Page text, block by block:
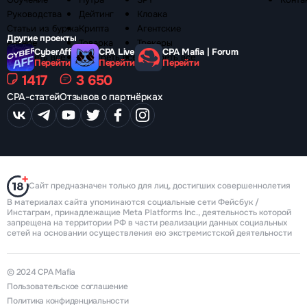
Руководства
Статьи из буржа
Разное
Смотреть все
Дейтинг
Крипта
Товарка
Смотреть все
Клоака
Агентские
Трекеры
Смотреть все
Другие проекты
CyberAff
Перейти
CPA Live
Перейти
CPA Mafia | Forum
Перейти
1417
CPA-статей
3 650
Отзывов о партнёрках
Сайт предназначен только для лиц, достигших совершеннолетия
В материалах сайта упоминаются социальные сети Фейсбук /
Инстаграм, принадлежащие Meta Platforms Inc., деятельность которой
запрещена на территории РФ в части реализации данных социальных
сетей на основании осуществления ею экстремистской деятельности
© 2024 CPA Mafia
Пользовательское соглашение
Политика конфиденциальности